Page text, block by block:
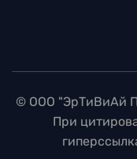
© ООО "ЭрТиВиАй
При